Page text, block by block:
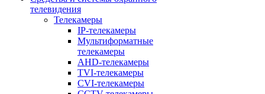
телевидения
Телекамеры
IP-телекамеры
Мультиформатные
телекамеры
AHD-телекамеры
TVI-телекамеры
CVI-телекамеры